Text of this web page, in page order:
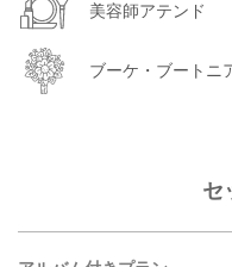
美容師アテンド
ブーケ・ブートニ
セ